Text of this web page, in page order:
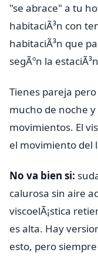
"se abrace" a tu
habitaciÃ³n con
habitaciÃ³n que
segÃºn la
Tienes pareja
mucho de noche
movimientos. El
el movimiento del
No va bien si:
calurosa sin aire
viscoelÃ¡stica
es alta. Hay
esto, pero